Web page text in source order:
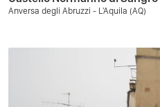
Anversa degli Abruzzi - L'Aquila (AQ)